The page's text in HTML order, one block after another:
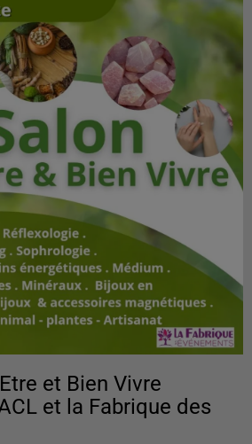
et Bien Vivre
et la Fabrique des